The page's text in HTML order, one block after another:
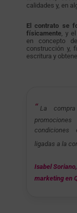
calidades y, en
El contrato se
físicamente, y el
en concepto
construcción y,
escritura y
La
condiciones
ligadas a la
Isabel
marketing en